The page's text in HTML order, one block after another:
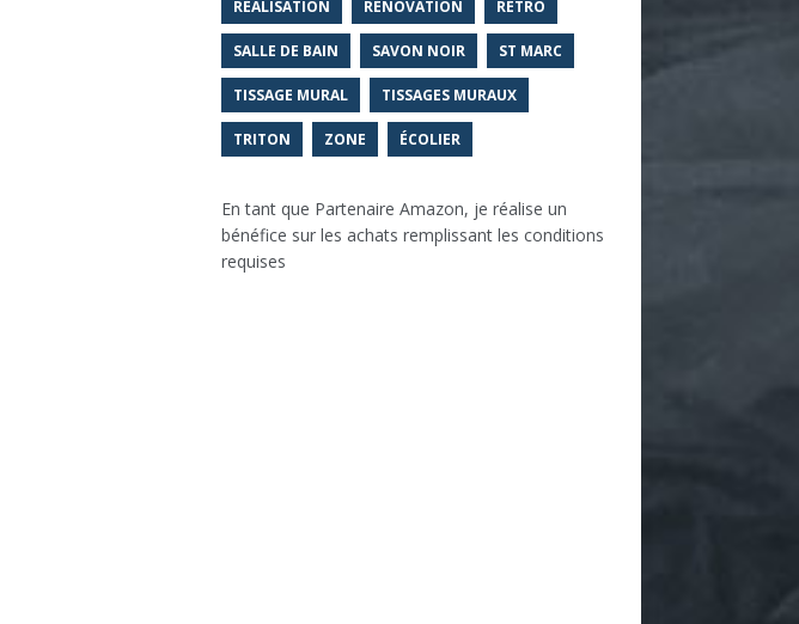
RÉALISATION RÉNOVATION RÉTRO
SALLE DE BAIN SAVON NOIR ST MARC
TISSAGE MURAL TISSAGES MURAUX
TRITON ZONE ÉCOLIER
En tant que Partenaire Amazon, je réalise un
bénéfice sur les achats remplissant les conditions
requises